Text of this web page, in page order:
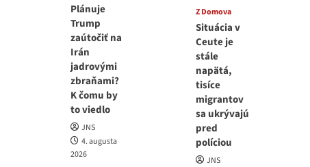
Plánuje
Trump
zaútočiť na
Irán
jadrovými
zbraňami?
K čomu by
to viedlo
JNS
4. augusta
2026
Z Domova
Situácia v
Ceute je
stále
napätá,
tisíce
migrantov
sa ukrývajú
pred
políciou
JNS